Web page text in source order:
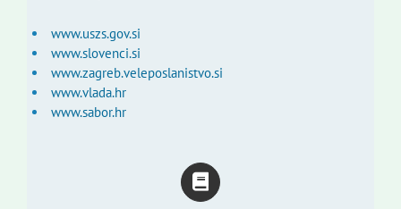
www.uszs.gov.si
www.slovenci.si
www.zagreb.veleposlanistvo.si
www.vlada.hr
www.sabor.hr